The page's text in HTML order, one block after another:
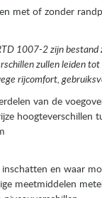
met of zonder
1007-2 zijn
zullen leiden
rijcomfort,
van de
hoogteverschillen
en waar
meetmiddelen